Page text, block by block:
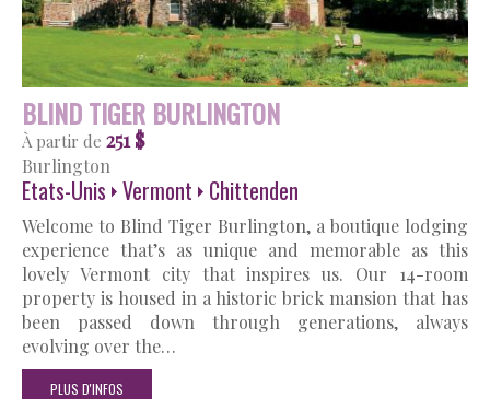
BLIND TIGER BURLINGTON
À partir de 251 $
Burlington
Etats-Unis Vermont Chittenden
Welcome to Blind Tiger Burlington, a boutique lodging
experience that’s as unique and memorable as this
lovely Vermont city that inspires us. Our 14-room
property is housed in a historic brick mansion that has
been passed down through generations, always
evolving over the…
PLUS D'INFOS